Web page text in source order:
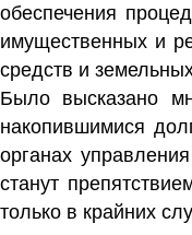
обеспечения
имущественных и
средств и
Было высказано
накопившимися
органах
станут
только в крайних